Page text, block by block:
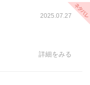
2025.07.27
詳細をみる